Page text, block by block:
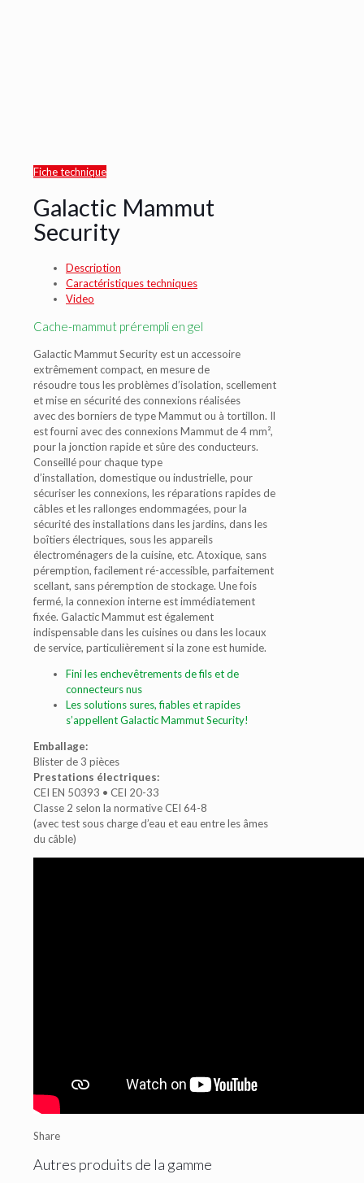
Fiche technique
Galactic Mammut
Security
Description
Caractéristiques techniques
Video
Cache-mammut prérempli en gel
Galactic Mammut Security est un accessoire
extrêmement compact, en mesure de
résoudre tous les problèmes d’isolation, scellement
et mise en sécurité des connexions réalisées
avec des borniers de type Mammut ou à tortillon. Il
est fourni avec des connexions Mammut de 4 mm²,
pour la jonction rapide et sûre des conducteurs.
Conseillé pour chaque type
d’installation, domestique ou industrielle, pour
sécuriser les connexions, les réparations rapides de
câbles et les rallonges endommagées, pour la
sécurité des installations dans les jardins, dans les
boîtiers électriques, sous les appareils
électroménagers de la cuisine, etc. Atoxique, sans
péremption, facilement ré-accessible, parfaitement
scellant, sans péremption de stockage. Une fois
fermé, la connexion interne est immédiatement
fixée. Galactic Mammut est également
indispensable dans les cuisines ou dans les locaux
de service, particulièrement si la zone est humide.
Fini les enchevêtrements de fils et de
connecteurs nus
Les solutions sures, fiables et rapides
s’appellent Galactic Mammut Security!
Emballage:
Blister de 3 pièces
Prestations électriques:
CEI EN 50393 • CEI 20-33
Classe 2 selon la normative CEI 64-8
(avec test sous charge d’eau et eau entre les âmes
du câble)
Share
Autres produits de la gamme